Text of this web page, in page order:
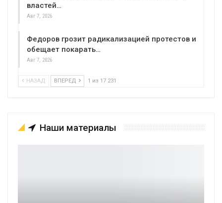
властей…
Авг 7, 2026
Федоров грозит радикализацией протестов и
обещает покарать…
Авг 7, 2026
НАЗАД ВПЕРЕД 1 из 17 231
Наши материалы